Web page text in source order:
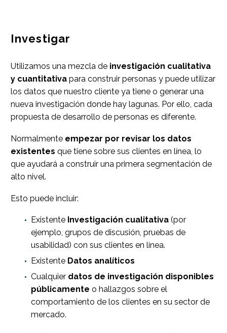
Investigar
Utilizamos una mezcla de investigación cualitativa
y cuantitativa para construir personas y puede utilizar
los datos que nuestro cliente ya tiene o generar una
nueva investigación donde hay lagunas. Por ello, cada
propuesta de desarrollo de personas es diferente.
Normalmente empezar por revisar los datos
existentes que tiene sobre sus clientes en línea, lo
que ayudará a construir una primera segmentación de
alto nivel.
Esto puede incluir:
Existente Investigación cualitativa (por
ejemplo, grupos de discusión, pruebas de
usabilidad) con sus clientes en línea.
Existente Datos analíticos
Cualquier datos de investigación disponibles
públicamente o hallazgos sobre el
comportamiento de los clientes en su sector de
mercado.